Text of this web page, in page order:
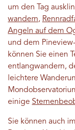
um den Tag
wandern,
Angeln auf dem
und dem
können Sie einen
entlangwandern,
leichtere
einige
Sie können auch